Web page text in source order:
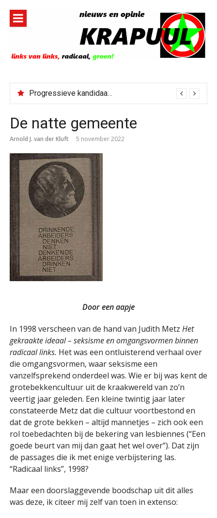
inhoud
Progressieve kandidaat El-Sayed senaatskandidaat Michigan
De natte gemeente
Arnold J. van der Kluft 5 november 2022
Door een aapje
In 1998 verscheen van de hand van Judith Metz Het
gekraakte ideaal – seksisme en omgangsvormen binnen
radicaal links. Het was een ontluisterend verhaal over
die omgangsvormen, waar seksisme een
vanzelfsprekend onderdeel was. Wie er bij was kent de
grotebekkencultuur uit de kraakwereld van zo’n
veertig jaar geleden. Een kleine twintig jaar later
constateerde Metz dat die cultuur voortbestond en
dat de grote bekken – altijd mannetjes – zich ook een
rol toebedachten bij de bekering van lesbiennes (“Een
goede beurt van mij dan gaat het wel over”). Dat zijn
de passages die ik met enige verbijstering las.
“Radicaal links”, 1998?
Maar een doorslaggevende boodschap uit dit alles
was deze, ik citeer mij zelf van toen in extenso: